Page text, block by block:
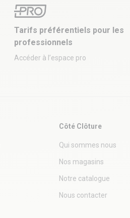
Tarifs préférentiels pour les
professionnels
Accéder à l’espace pro
Côté Clôture
Qui sommes nous
Nos magasins
Notre catalogue
Nous contacter